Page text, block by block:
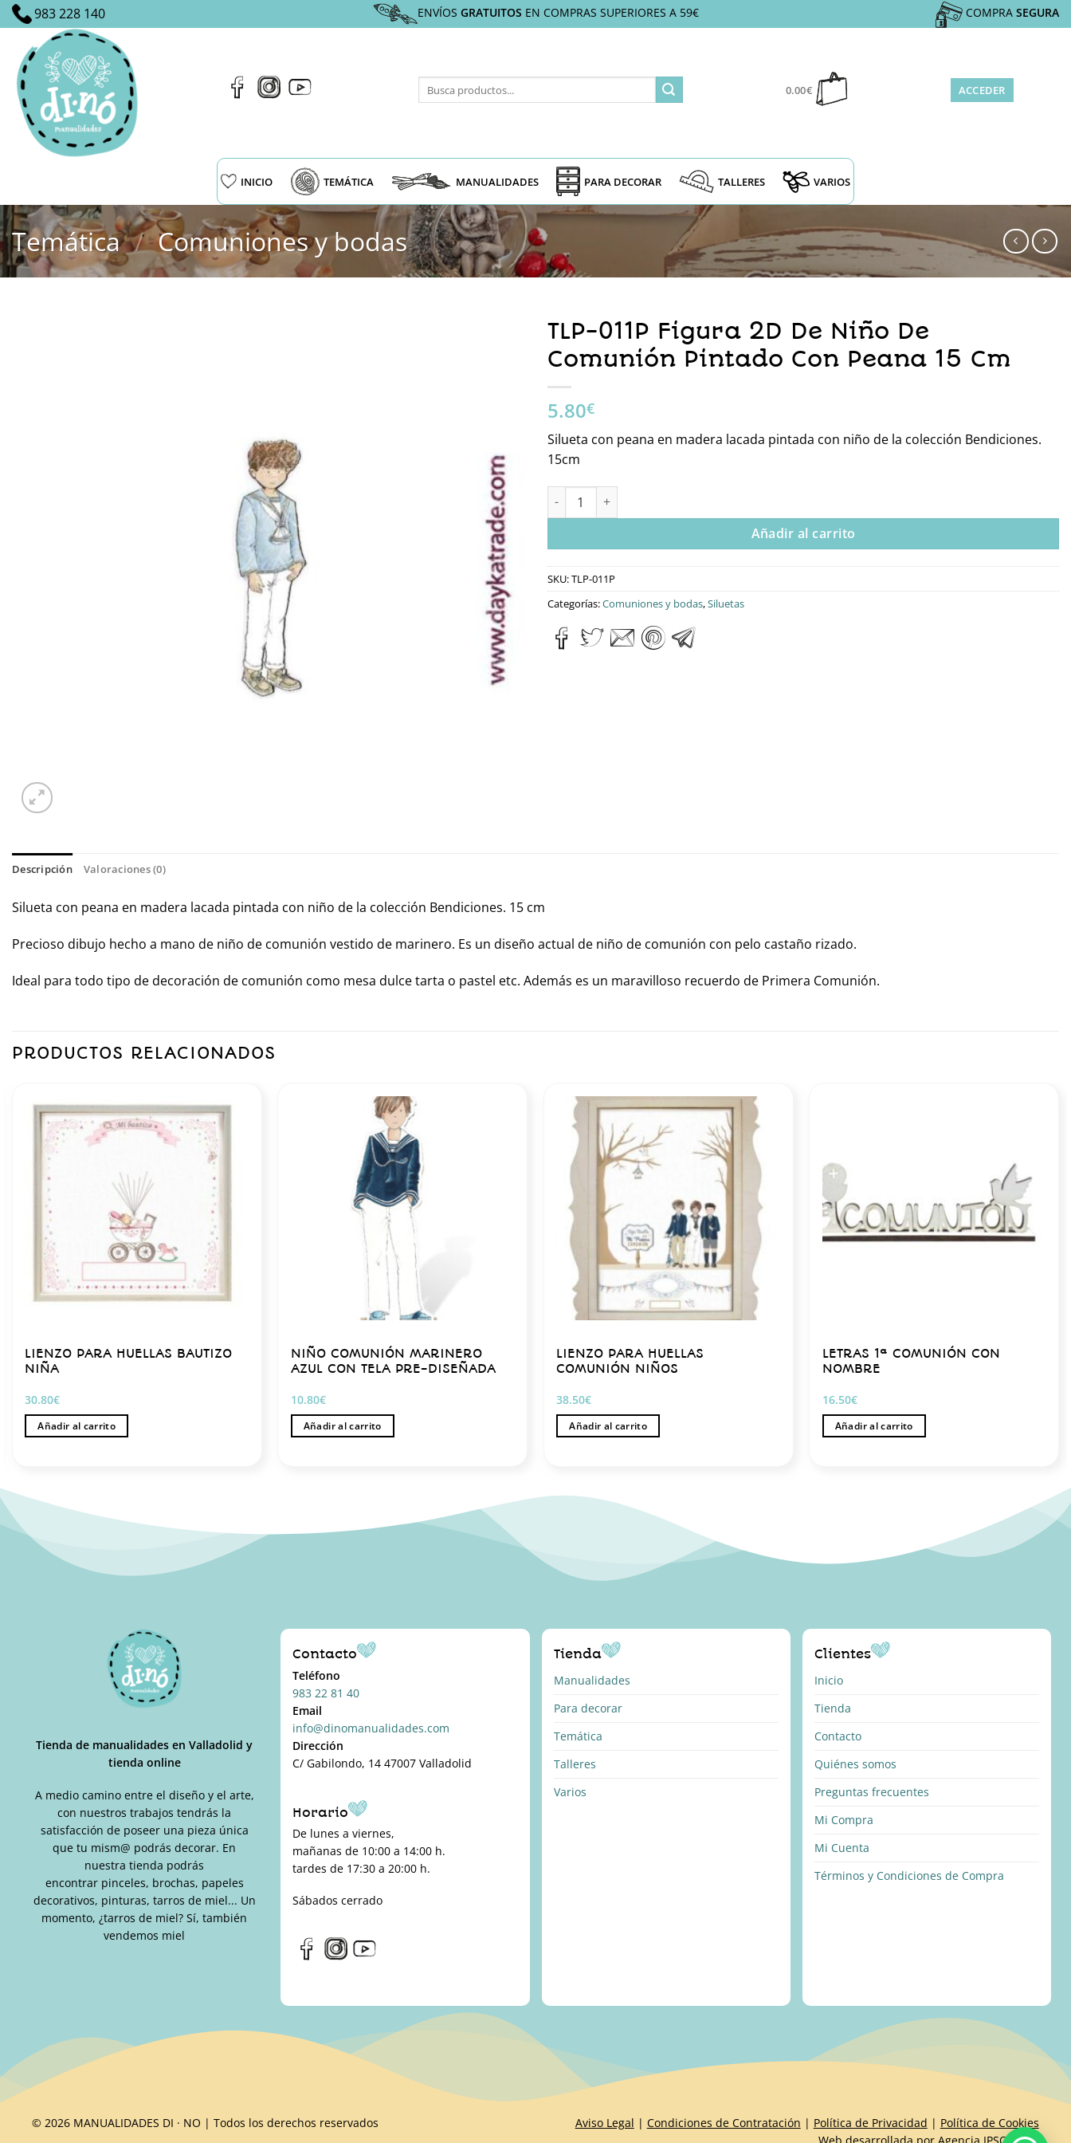
Saltar
al
contenido
983 228 140 ENVÍOS GRATUITOS EN COMPRAS SUPERIORES A 59€ COMPRA SEGURA
por:
0.00€ ACCEDER
INICIO TEMÁTICA MANUALIDADES PARA DECORAR TALLERES VARIOS
Temática / Comuniones y bodas
TLP-011P Figura 2D De Niño De
Comunión Pintado Con Peana 15 Cm
5.80€
Silueta con peana en madera lacada pintada con niño de la colección Bendiciones.
15cm
TLP-011P Figura 2D De Niño De Comunión Pintado Con Peana 15 Cm cantidad
Añadir al carrito
SKU:TLP-011P
Categorías:Comuniones y bodas,Siluetas
Descripción Valoraciones (0)
Silueta con peana en madera lacada pintada con niño de la colección Bendiciones. 15 cm
Precioso dibujo hecho a mano de niño de comunión vestido de marinero. Es un diseño actual de niño de comunión con pelo castaño rizado.
Ideal para todo tipo de decoración de comunión como mesa dulce tarta o pastel etc. Además es un maravilloso recuerdo de Primera Comunión.
PRODUCTOS RELACIONADOS
LIENZO PARA HUELLAS BAUTIZO
NIÑA
30.80€
Añadir al carrito
NIÑO COMUNIÓN MARINERO
AZUL CON TELA PRE-DISEÑADA
10.80€
Añadir al carrito
LIENZO PARA HUELLAS
COMUNIÓN NIÑOS
38.50€
Añadir al carrito
LETRAS 1ª COMUNIÓN CON
NOMBRE
16.50€
Añadir al carrito
Tienda de manualidades en Valladolid y
tienda online
A medio camino entre el diseño y el arte,
con nuestros trabajos tendrás la
satisfacción de poseer una pieza única
que tu mism@ podrás decorar. En
nuestra tienda podrás
encontrar pinceles, brochas, papeles
decorativos, pinturas, tarros de miel... Un
momento, ¿tarros de miel? Sí, también
vendemos miel
Contacto
Teléfono
983 22 81 40
Email
info@dinomanualidades.com
Dirección
C/ Gabilondo, 14 47007 Valladolid
Horario
De lunes a viernes,
mañanas de 10:00 a 14:00 h.
tardes de 17:30 a 20:00 h.
Sábados cerrado
Tienda
Manualidades
Para decorar
Temática
Talleres
Varios
Clientes
Inicio
Tienda
Contacto
Quiénes somos
Preguntas frecuentes
Mi Compra
Mi Cuenta
Términos y Condiciones de Compra
© 2026 MANUALIDADES DI · NO | Todos los derechos reservados Aviso Legal | Condiciones de Contratación | Política de Privacidad | Política de Cookies